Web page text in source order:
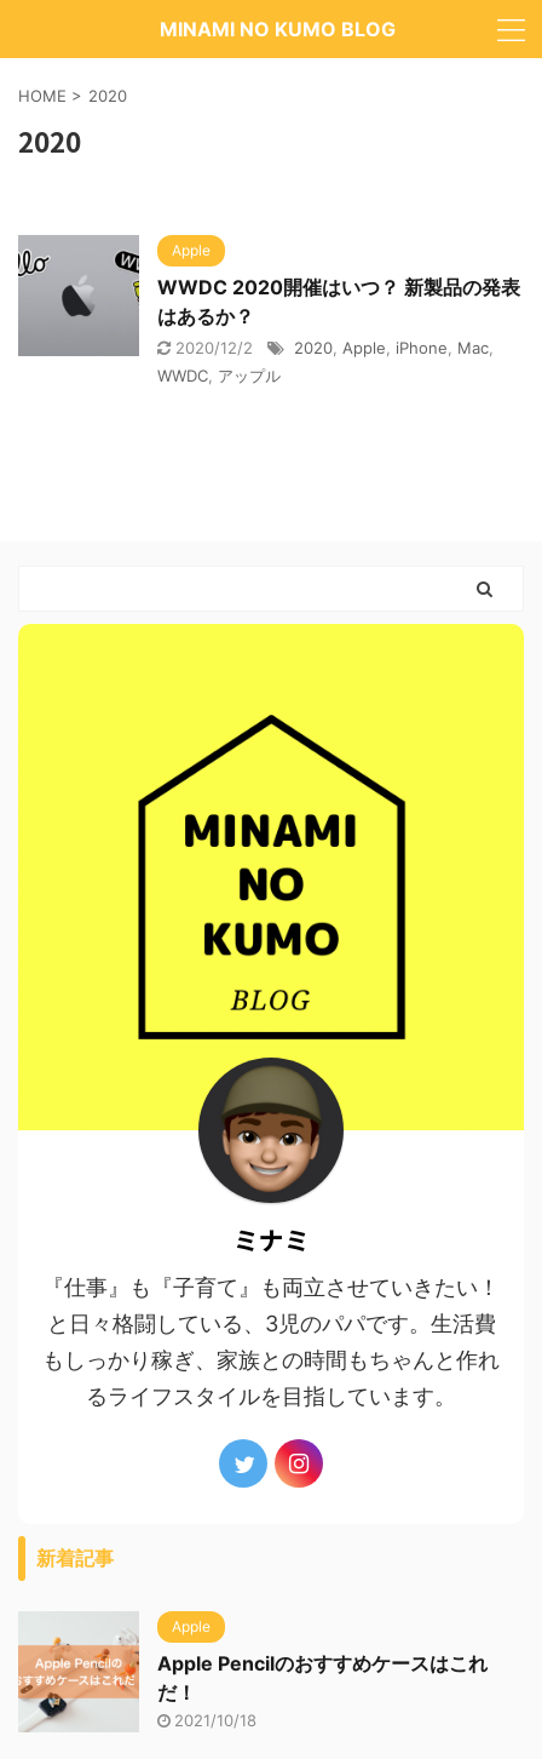
MINAMI NO KUMO BLOG
HOME > 2020
2020
Apple
WWDC 2020開催はいつ？ 新製品の発表
はあるか？
2020/12/2 2020 Apple iPhone Mac
WWDC アップル
ミナミ
『仕事』も『子育て』も両立させていきたい！
と日々格闘している、3児のパパです。生活費
もしっかり稼ぎ、家族との時間もちゃんと作れ
るライフスタイルを目指しています。
新着記事
Apple
Apple Pencilのおすすめケースはこれ
だ！
2021/10/18